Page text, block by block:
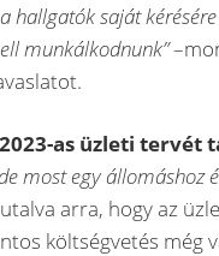
hallgatók saját
munkálkodnunk”
as üzleti tervét
most egy állomáshoz
arra, hogy az
költségvetés még